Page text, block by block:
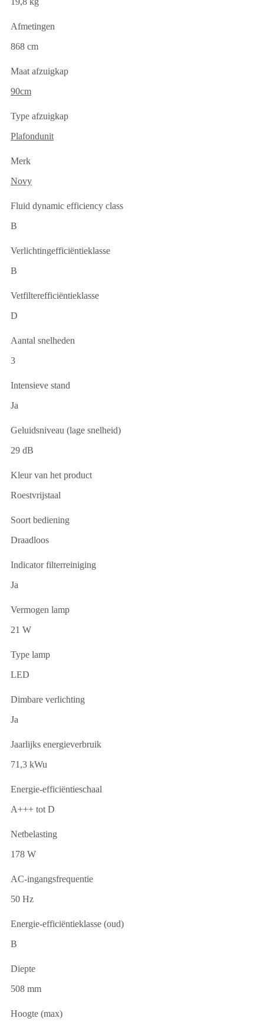
Afmetingen
868 cm
Maat afzuigkap
90cm
Type afzuigkap
Plafondunit
Merk
Novy
Fluid dynamic efficiency class
B
Verlichtingefficiëntieklasse
B
Vetfilterefficiëntieklasse
D
Aantal snelheden
3
Intensieve stand
Ja
Geluidsniveau (lage snelheid)
29 dB
Kleur van het product
Roestvrijstaal
Soort bediening
Draadloos
Indicator filterreiniging
Ja
Vermogen lamp
21 W
Type lamp
LED
Dimbare verlichting
Ja
Jaarlijks energieverbruik
71,3 kWu
Energie-efficiëntieschaal
A+++ tot D
Netbelasting
178 W
AC-ingangsfrequentie
50 Hz
Energie-efficiëntieklasse (oud)
B
Diepte
508 mm
Hoogte (max)